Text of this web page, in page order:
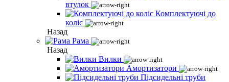
втулок
Комплектуючі до
коліс
Назад
Рама
Назад
Вилки
Амортизатори
Підсидельні труби